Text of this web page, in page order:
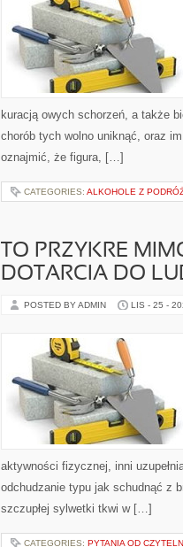
kuracją owych schorzeń, a także
chorób tych wolno uniknąć, oraz
oznajmić, że figura, […]
CATEGORIES: ALKOHOLE Z
TO PRZYKRE
DOTARCIA DO
POSTED BY ADMIN LIS - 25 -
aktywności fizycznej, inni
odchudzanie typu jak schudnąć z
szczupłej sylwetki tkwi w […]
CATEGORIES: PYTANIA OD